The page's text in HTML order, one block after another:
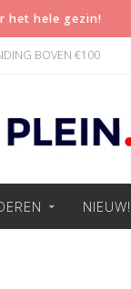
het hele gezin!
BOVEN €100
NIEUW!